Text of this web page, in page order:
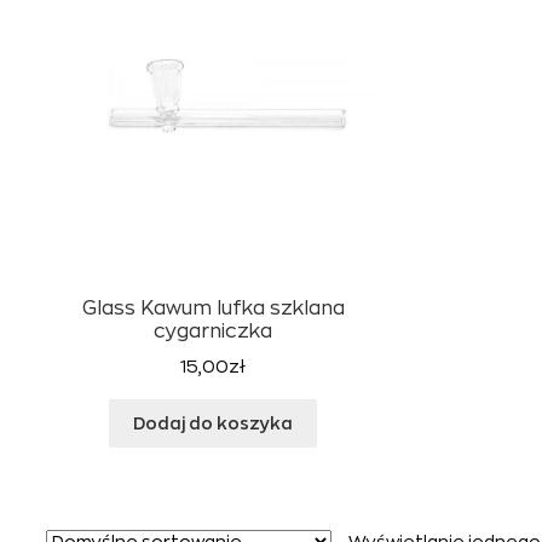
Glass Kawum lufka szklana
cygarniczka
15,00zł
Dodaj do koszyka